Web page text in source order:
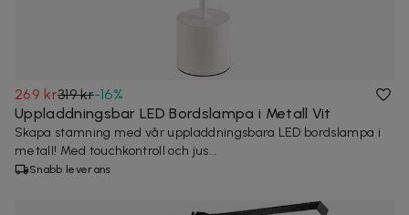
269 kr319 kr-16%
Uppladdningsbar LED Bordslampa i Metall Vit
Skapa stämning med vår uppladdningsbara LED bordslampa i
metall! Med touchkontroll och jus...
Snabb leverans